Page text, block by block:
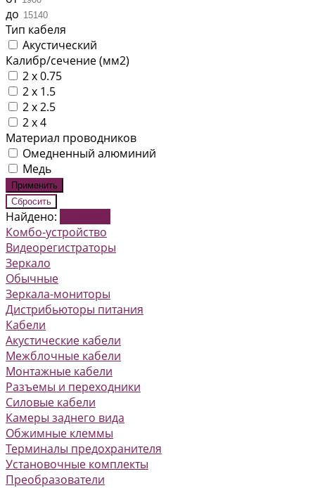
до
Тип кабеля
Акустический
Калибр/сечение (мм2)
2 x 0.75
2 x 1.5
2 x 2.5
2 х 4
Материал проводников
Омедненный алюминий
Медь
Найдено:
Комбо-устройство
Видеорегистраторы
Зеркало
Обычные
Зеркала-мониторы
Дистрибьюторы питания
Кабели
Акустические кабели
Межблочные кабели
Монтажные кабели
Разъемы и переходники
Силовые кабели
Камеры заднего вида
Обжимные клеммы
Терминалы предохранителя
Установочные комплекты
Преобразователи